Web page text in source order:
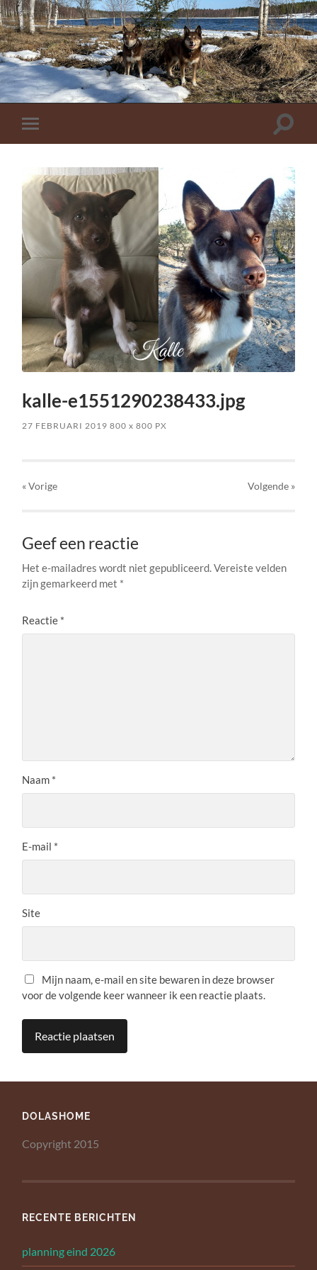
Toggle
mobiel
Toggle
kalle-e1551290238433.jpg
27 FEBRUARI 2019 800x 800 PX
« Vorige Volgende»
Geef een reactie
Het e-mailadres wordt niet gepubliceerd.Vereiste velden
zijn gemarkeerd met *
Reactie *
Naam *
E-mail *
Site
Mijn naam, e-mail en site bewaren in deze browser
voor de volgende keer wanneer ik een reactie plaats.
DOLASHOME
Copyright 2015
RECENTE BERICHTEN
planning eind 2026